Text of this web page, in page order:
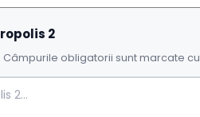
2
Câmpurile obligatorii sunt marcate cu